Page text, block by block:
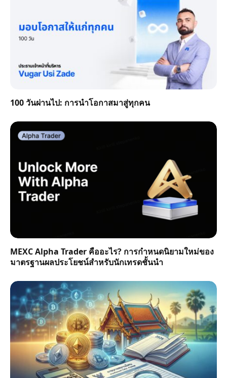
100 วันผ่านไป: การนำโอกาสมาสู่ทุกคน
MEXC Alpha Trader คืออะไร? การกำหนดนิยามใหม่ของ
มาตรฐานผลประโยชน์สำหรับนักเทรดชั้นนำ